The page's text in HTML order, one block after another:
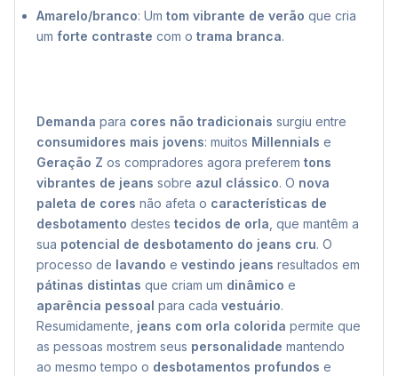
Amarelo/branco: Um tom vibrante de verão que cria
um forte contraste com o trama branca.
Demanda para cores não tradicionais surgiu entre
consumidores mais jovens: muitos Millennials e
Geração Z os compradores agora preferem tons
vibrantes de jeans sobre azul clássico. O nova
paleta de cores não afeta o características de
desbotamento destes tecidos de orla , que mantêm a
sua potencial de desbotamento do jeans cru. O
processo de lavando e vestindo jeans resultados em
pátinas distintas que criam um dinâmico e
aparência pessoal para cada vestuário.
Resumidamente, jeans com orla colorida permite que
as pessoas mostrem seus personalidade mantendo
ao mesmo tempo o desbotamentos profundos e